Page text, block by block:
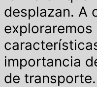
desplazan. A
importancia
de transporte.